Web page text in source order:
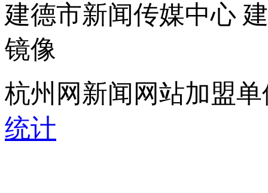
建德市新闻传媒中心
镜像
杭州网新闻网站加盟
统计